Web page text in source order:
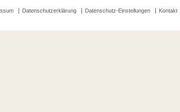
Datenschutzerklärung Datenschutz-Einstellungen Kontakt